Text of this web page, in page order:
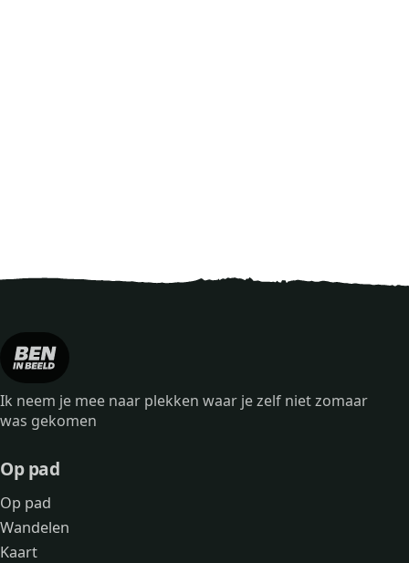
Ik neem je mee naar plekken waar je zelf niet zomaar
was gekomen
Op pad
Op pad
Wandelen
Kaart